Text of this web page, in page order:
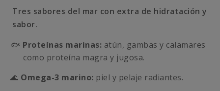
Tres sabores del mar con extra de hidratación y
sabor.
🐟 Proteínas marinas: atún, gambas y calamares
como proteína magra y jugosa.
🌊 Omega-3 marino: piel y pelaje radiantes.